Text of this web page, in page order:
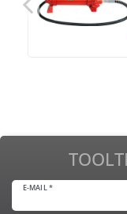
E-MAIL *